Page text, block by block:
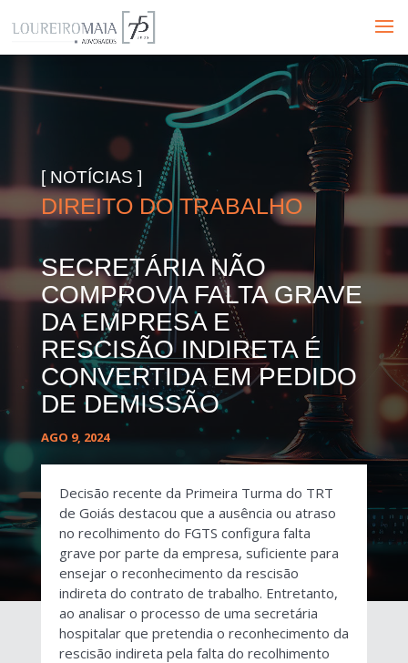
[ NOTÍCIAS ]
DIREITO DO TRABALHO
SECRETÁRIA NÃO
COMPROVA FALTA GRAVE
DA EMPRESA E
RESCISÃO INDIRETA É
CONVERTIDA EM PEDIDO
DE DEMISSÃO
AGO 9, 2024
Decisão recente da Primeira Turma do TRT
de Goiás destacou que a ausência ou atraso
no recolhimento do FGTS configura falta
grave por parte da empresa, suficiente para
ensejar o reconhecimento da rescisão
indireta do contrato de trabalho. Entretanto,
ao analisar o processo de uma secretária
hospitalar que pretendia o reconhecimento da
rescisão indireta pela falta do recolhimento